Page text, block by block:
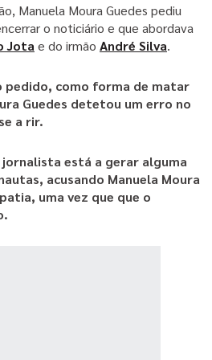
o noticiário e que abordava
Jotae do irmãoAndré Silva.
Guedes detetou um erro no
a rir.
acusando Manuela Moura
uma vez que que o
Manuela Moura Guedes pediu
o noticiário e que abordava
Jota e do irmão André Silva.
pedido, como forma de matar
Guedes detetou um erro no
a rir.
está a gerar alguma
acusando Manuela Moura
uma vez que que o